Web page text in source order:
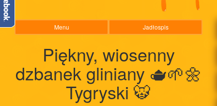
Menu Jadłospis
Piękny, wiosenny
dzbanek gliniany 🫖🌱🌼
Tygryski 🐯